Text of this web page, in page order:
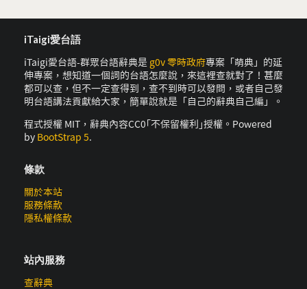
iTaigi愛台語
iTaigi愛台語-群眾台語辭典是 g0v 零時政府專案「萌典」的延
伸專案，想知道一個詞的台語怎麼說，來這裡查就對了！甚麼
都可以查，但不一定查得到，查不到時可以發問，或者自己發
明台語講法貢獻給大家，簡單說就是「自己的辭典自己編」。
程式授權 MIT，辭典內容CC0｢不保留權利｣授權。Powered
by BootStrap 5.
條款
關於本站
服務條款
隱私權條款
站內服務
查辭典